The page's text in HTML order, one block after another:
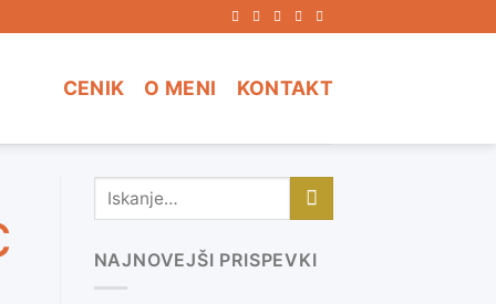
CENIK O MENI KONTAKT
NAJNOVEJŠI PRISPEVKI